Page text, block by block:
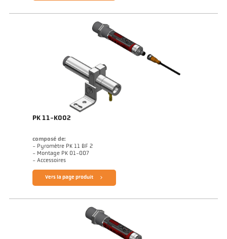
PK 11-K002
composé de:
- Pyromètre PK 11 BF 2
- Montage PK 01-007
- Accessoires
Vers la page produit